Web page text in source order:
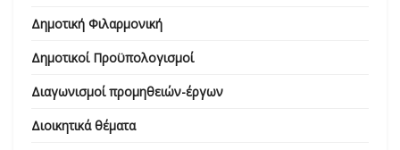
Δημοτική Φιλαρμονική
Δημοτικοί Προϋπολογισμοί
Διαγωνισμοί προμηθειών-έργων
Διοικητικά θέματα